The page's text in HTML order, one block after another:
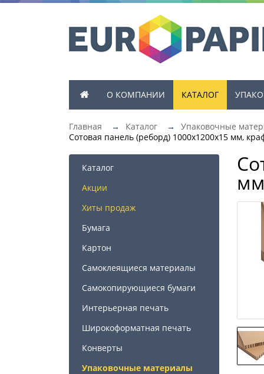
О КОМПАНИИ КАТАЛОГ
Главная → Каталог → Упаковочные
Сотовая панель (реборд) 1000х1200х15 мм,
Каталог
Акции
Хиты продаж
Бумага
Картон
Самоклеящиеся материалы
Самокопирующиеся бумаги
Интерьерная печать
Широкоформатная печать
Конверты
Упаковочные материалы